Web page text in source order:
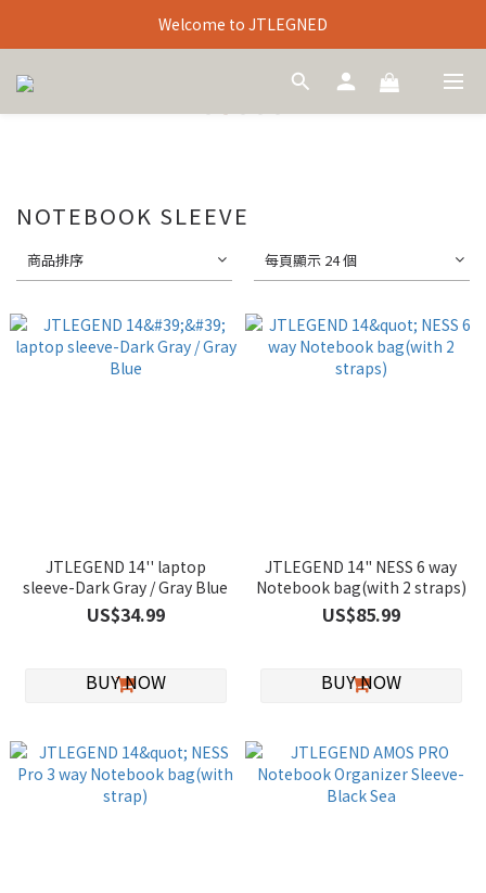
Welcome to JTLEGNED
NOTEBOOK SLEEVE
商品排序 每頁顯示 24 個
JTLEGEND 14'' laptop
sleeve-Dark Gray / Gray Blue
US$34.99
JTLEGEND 14" NESS 6 way
Notebook bag(with 2 straps)
US$85.99